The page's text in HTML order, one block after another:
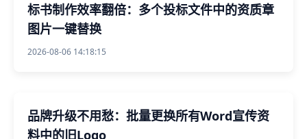
标书制作效率翻倍：多个投标文件中的资质章
图片一键替换
2026-08-06 14:18:15
品牌升级不用愁：批量更换所有Word宣传资
料中的旧Logo